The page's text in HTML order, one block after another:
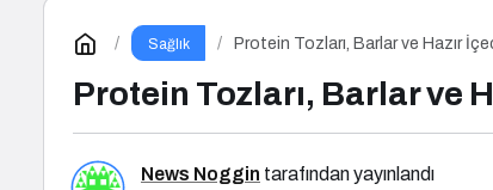
Sağlık Protein Tozları, Barlar ve Hazır
Protein Tozları, Barlar ve
News Noggin tarafından yayınlandı